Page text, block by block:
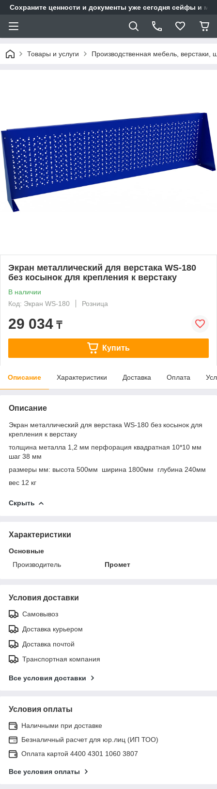
Сохраните ценности и документы уже сегодня сейфы и
Товары и услуги Производственная мебель, верстаки,
Экран металлический для верстака WS-180
без косынок для крепления к верстаку
В наличии
Код: Экран WS-180
Розница
29 034 ₸
Купить
Описание Характеристики Доставка Оплата
Описание
Экран металлический для верстака WS-180 без косынок для
крепления к верстаку
толщина металла 1,2 мм перфорация квадратная 10*10 мм
шаг 38 мм
размеры мм: высота 500мм ширина 1800мм глубина 240мм
вес 12 кг
Скрыть
Характеристики
Основные
Производитель
Промет
Условия доставки
Самовывоз
Доставка курьером
Доставка почтой
Транспортная компания
Все условия доставки
Условия оплаты
Наличными при доставке
Безналичный расчет для юр.лиц (ИП ТОО)
Оплата картой 4400 4301 1060 3807
Все условия оплаты